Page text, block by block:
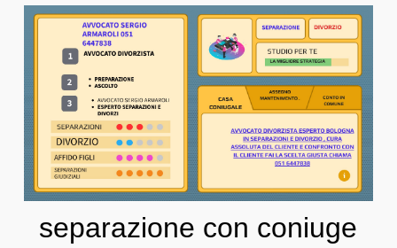
separazione con coniuge